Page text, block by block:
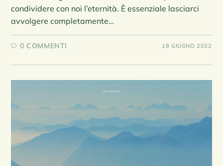
condividere con noi l’eternità. È essenziale lasciarci
avvolgere completamente…
0 COMMENTI 18 GIUGNO 2022